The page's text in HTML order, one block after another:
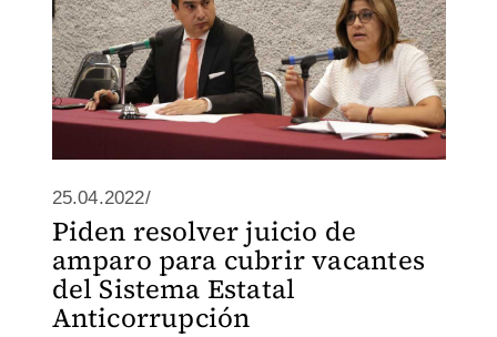
25.04.2022/
Piden resolver juicio de
amparo para cubrir vacantes
del Sistema Estatal
Anticorrupción